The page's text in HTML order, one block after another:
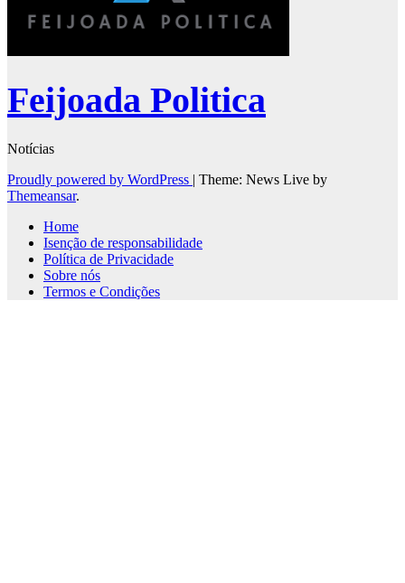
Feijoada Politica
Notícias
Proudly powered by WordPress | Theme: News Live by
Themeansar.
Home
Isenção de responsabilidade
Política de Privacidade
Sobre nós
Termos e Condições